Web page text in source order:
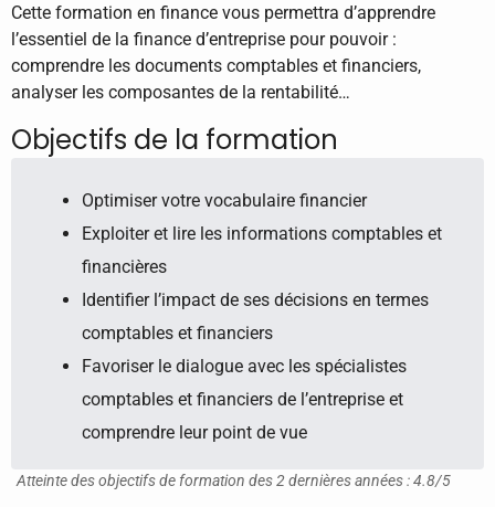
Cette formation en finance vous permettra d’apprendre
l’essentiel de la finance d’entreprise pour pouvoir :
comprendre les documents comptables et financiers,
analyser les composantes de la rentabilité…
Objectifs de la formation
Optimiser votre vocabulaire financier
Exploiter et lire les informations comptables et
financières
Identifier l’impact de ses décisions en termes
comptables et financiers
Favoriser le dialogue avec les spécialistes
comptables et financiers de l’entreprise et
comprendre leur point de vue
Atteinte des objectifs de formation des 2 dernières années : 4.8/5